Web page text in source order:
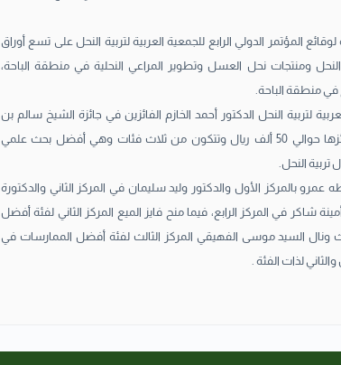
المؤتمر الدولي الرابع للجمعية العربية لتربية النحل على تسع أوراق
ومنتجات نحل العسل وتطوير المراعي النحلية في منطقة الباحة،
في منطقة الباحة.
لتربية النحل الدكتور أحمد الخازم الفائزين في جائزة الشيخ سالم بن
سلطان القاسمي التي تبلغ مجموع جوائزها حوالي 50 ألف ريال وتتكون من ثلاث فئات وهي أفضل بحث علمي
النحل.
بالمركز الأول والدكتور وليد سليمان في المركز الثاني والدكتورة
شاكر في المركز الرابع، فيما منح فايز الميع المركز الثاني لفئة أفضل
ونال السيد موسى الفهيقي المركز الثالث لفئة أفضل الممارسات في
لذات الفئة .